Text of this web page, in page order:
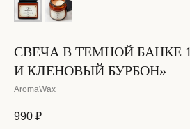
СВЕЧА В ТЕМНОЙ БАНКЕ
И КЛЕНОВЫЙ БУРБОН»
AromaWax
990 ₽